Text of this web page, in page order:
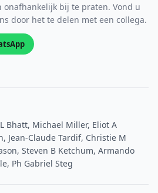
onafhankelijk bij te praten. Vond u
door het te delen met een collega.
Bhatt, Michael Miller, Eliot A
Jean-Claude Tardif, Christie M
Steven B Ketchum, Armando
Ph Gabriel Steg